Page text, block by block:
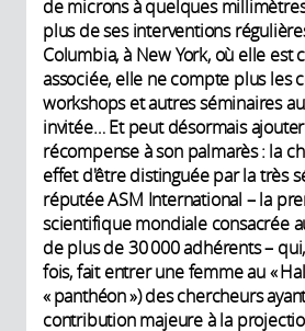
de microns à quelques millimètres
plus de ses interventions
Columbia, à New York, où elle est
associée, elle ne compte plus les
workshops et autres séminaires
invitée… Et peut désormais
récompense à son palmarès : la
effet d'être distinguée par la très
réputée ASM International – la
scientifique mondiale consacrée
de plus de 30 000 adhérents –
fois, fait entrer une femme au «
« panthéon ») des chercheurs
contribution majeure à la